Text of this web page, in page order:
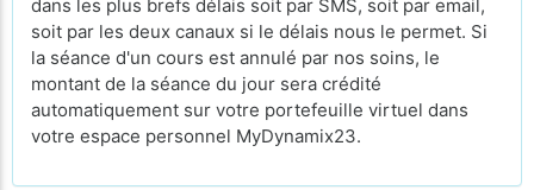
dans les plus brefs délais soit par SMS, soit par email,
soit par les deux canaux si le délais nous le permet. Si
la séance d'un cours est annulé par nos soins, le
montant de la séance du jour sera crédité
automatiquement sur votre portefeuille virtuel dans
votre espace personnel MyDynamix23.